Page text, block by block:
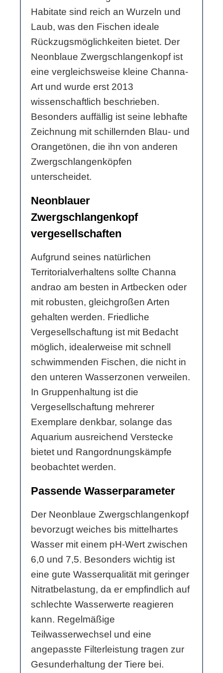
Habitate sind reich an Wurzeln und
Laub, was den Fischen ideale
Rückzugsmöglichkeiten bietet. Der
Neonblaue Zwergschlangenkopf ist
eine vergleichsweise kleine Channa-
Art und wurde erst 2013
wissenschaftlich beschrieben.
Besonders auffällig ist seine lebhafte
Zeichnung mit schillernden Blau- und
Orangetönen, die ihn von anderen
Zwergschlangenköpfen
unterscheidet.
Neonblauer
Zwergschlangenkopf
vergesellschaften
Aufgrund seines natürlichen
Territorialverhaltens sollte Channa
andrao am besten in Artbecken oder
mit robusten, gleichgroßen Arten
gehalten werden. Friedliche
Vergesellschaftung ist mit Bedacht
möglich, idealerweise mit schnell
schwimmenden Fischen, die nicht in
den unteren Wasserzonen verweilen.
In Gruppenhaltung ist die
Vergesellschaftung mehrerer
Exemplare denkbar, solange das
Aquarium ausreichend Verstecke
bietet und Rangordnungskämpfe
beobachtet werden.
Passende Wasserparameter
Der Neonblaue Zwergschlangenkopf
bevorzugt weiches bis mittelhartes
Wasser mit einem pH-Wert zwischen
6,0 und 7,5. Besonders wichtig ist
eine gute Wasserqualität mit geringer
Nitratbelastung, da er empfindlich auf
schlechte Wasserwerte reagieren
kann. Regelmäßige
Teilwasserwechsel und eine
angepasste Filterleistung tragen zur
Gesunderhaltung der Tiere bei.